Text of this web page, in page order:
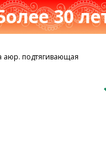
30
аюр. подтягивающая